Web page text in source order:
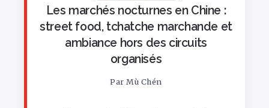
Les marchés nocturnes en Chine :
street food, tchatche marchande et
ambiance hors des circuits
organisés
Par Mù Chén